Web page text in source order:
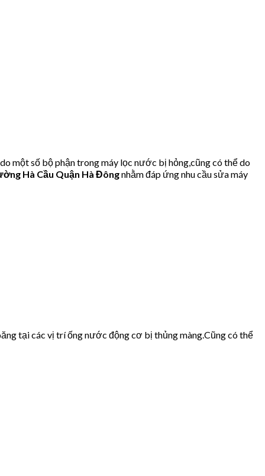
một số bộ phận trong máy lọc nước bị hỏng,cũng có thể do
Hà Cầu Quận Hà Đôngnhằm đáp ứng nhu cầu sửa máy
tại các vị trí ống nước động cơ bị thủng màng.Cũng có thể